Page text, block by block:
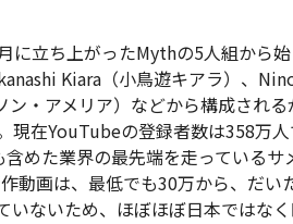
に立ち上がったMythの5人組から
Kiara（小鳥遊キアラ）、
・アメリア）などから構成され
現在YouTubeの登録者数は358万
めた業界の最先端を走っているサ
動画は、最低でも30万から、だい
いないため、ほぼほぼ日本ではな